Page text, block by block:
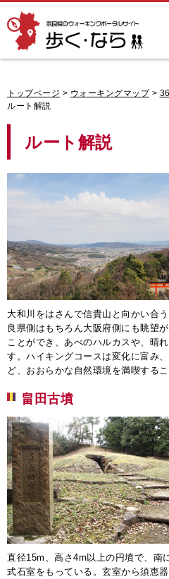
奈良県のウォー
キングポータル
サイト「歩く・
なら」
トップページ > ウォーキングマップ>
ルート解説
ルート解説
大和川をはさんで信貴山と向かい合
良県側はもちろん大阪府側にも眺望
ことができ、あべのハルカスや、晴
す。ハイキングコースは変化に富み
ど、おおらかな自然環境を満喫するこ
畠田古墳
直径15m、高さ4m以上の円墳で、南
式石室をもっている。玄室から須恵